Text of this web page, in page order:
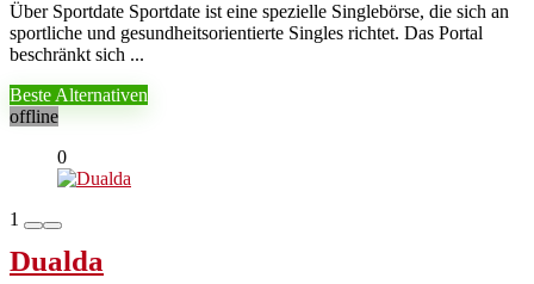
Über Sportdate Sportdate ist eine spezielle Singlebörse, die sich an
sportliche und gesundheitsorientierte Singles richtet. Das Portal
beschränkt sich ...
Beste Alternativen
offline
0
1
Dualda